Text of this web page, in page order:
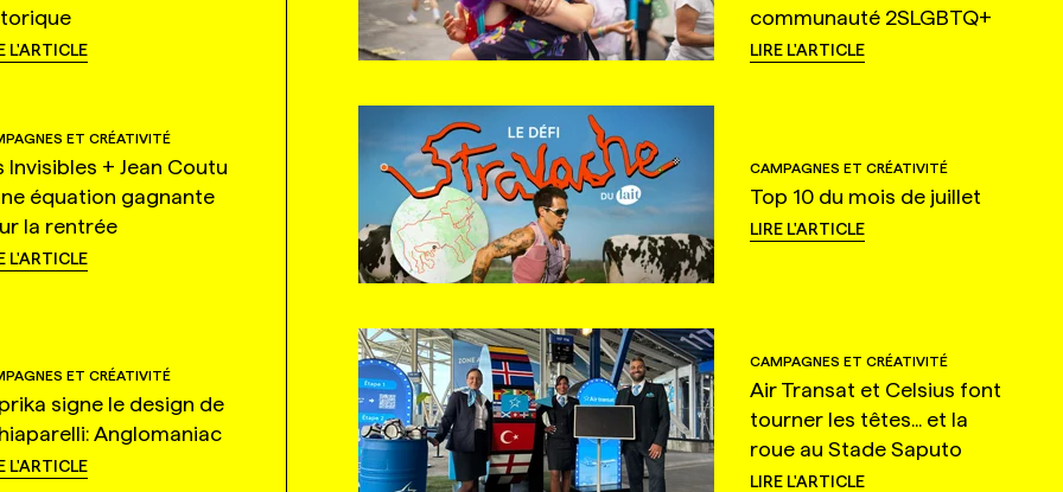
L'ARTICLE
communauté 2SLGBTQ+
LIRE L'ARTICLE
ET CRÉATIVITÉ
Invisibles + Jean Coutu
équation gagnante
la rentrée
L'ARTICLE
CAMPAGNES ET CRÉATIVITÉ
Top 10 du mois de juillet
LIRE L'ARTICLE
ET CRÉATIVITÉ
signe le design de
Anglomaniac
L'ARTICLE
CAMPAGNES ET CRÉATIVITÉ
Air Transat et Celsius font
tourner les têtes... et la
roue au Stade Saputo
LIRE L'ARTICLE